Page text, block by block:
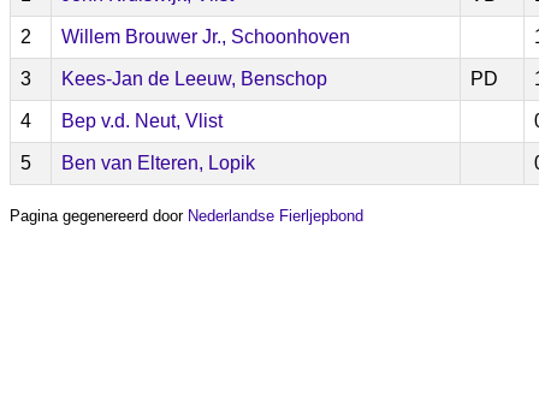
2 Willem Brouwer Jr., Schoonhoven
3 Kees-Jan de Leeuw, Benschop PD
4 Bep v.d. Neut, Vlist
5 Ben van Elteren, Lopik
Pagina gegenereerd door Nederlandse Fierljepbond